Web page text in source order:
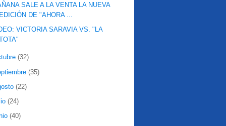
SALE A LA VENTA LA NUEVA
DE "AHORA ...
VICTORIA SARAVIA VS. "LA
(32)
(35)
(22)
(24)
(40)